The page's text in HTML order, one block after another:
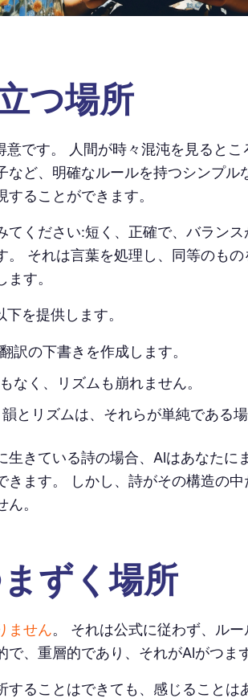
つ場所
意です。 人間が時々混沌を見るとこ
など、明確なルールを持つシンプル
することができます。
てください:短く、正確で、バラン
。 それは言葉を処理し、同等のも
す。
を提供します。
訳の下書きを作成します。
なく、リズムも崩れません。
韻とリズムは、それらが単純である
生きている詩の場合、AIはあなたに
きます。 しかし、詩がその構造の
。
ずく場所
ません。 それは公式に従わず、ル
で、重層的であり、それがAIがつま
することはできても、感じることは